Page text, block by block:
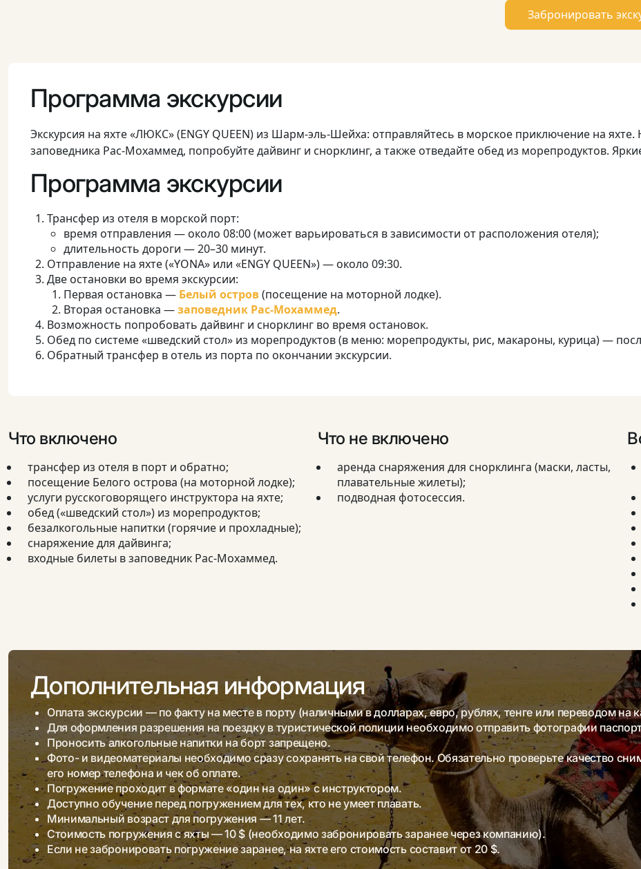
Забронировать
Программа экскурсии
Экскурсия на яхте «ЛЮКС» (ENGY QUEEN) из Шарм-эль-Шейха: отправляйтесь в морское приключение на яхте.
заповедника Рас-Мохаммед, попробуйте дайвинг и снорклинг, а также отведайте обед из морепродуктов.
Программа экскурсии
Трансфер из отеля в морской порт:
время отправления — около 08:00 (может варьироваться в зависимости от расположения отеля);
длительность дороги — 20–30 минут.
Отправление на яхте («YONA» или «ENGY QUEEN») — около 09:30.
Две остановки во время экскурсии:
Первая остановка — Белый остров(посещение на моторной лодке).
Вторая остановка —заповедник Рас-Мохаммед.
Возможность попробовать дайвинг и снорклинг во время остановок.
Обед по системе «шведский стол» из морепродуктов (в меню: морепродукты, рис, макароны, курица) —
Обратный трансфер в отель из порта по окончании экскурсии.
Что включено
трансфер из отеля в порт и обратно;
посещение Белого острова (на моторной лодке);
услуги русскоговорящего инструктора на яхте;
обед («шведский стол») из морепродуктов;
безалкогольные напитки (горячие и прохладные);
снаряжение для дайвинга;
входные билеты в заповедник Рас-Мохаммед.
Что не включено
аренда снаряжения для снорклинга (маски, ласты,
плавательные жилеты);
подводная фотосессия.
Дополнительная информация
Оплата экскурсии — по факту на месте в порту (наличными в долларах, евро, рублях, тенге или переводом на
Для оформления разрешения на поездку в туристической полиции необходимо отправить фотографии
Проносить алкогольные напитки на борт запрещено.
Фото- и видеоматериалы необходимо сразу сохранять на свой телефон. Обязательно проверьте качество
его номер телефона и чек об оплате.
Погружение проходит в формате «один на один» с инструктором.
Доступно обучение перед погружением для тех, кто не умеет плавать.
Минимальный возраст для погружения — 11 лет.
Стоимость погружения с яхты — 10 $ (необходимо забронировать заранее через компанию).
Если не забронировать погружение заранее, на яхте его стоимость составит от 20 $.